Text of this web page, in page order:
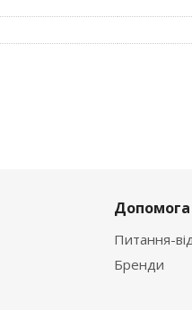
Допомога
Питання-
Бренди